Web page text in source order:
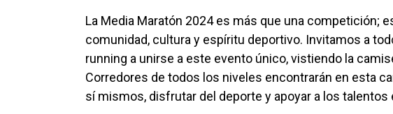
La Media Maratón 2024 es más que una competición;
comunidad, cultura y espíritu deportivo. Invitamos a
running a unirse a este evento único, vistiendo la
Corredores de todos los niveles encontrarán en esta
sí mismos, disfrutar del deporte y apoyar a los